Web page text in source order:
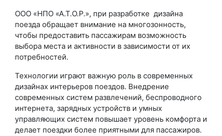
ООО «НПО «А.Т.О.Р.», при разработке дизайна
поезда обращает внимание на многозонность,
чтобы предоставить пассажирам возможность
выбора места и активности в зависимости от их
потребностей.
Технологии играют важную роль в современных
дизайнах интерьеров поездов. Внедрение
современных систем развлечений, беспроводного
интернета, зарядных устройств и умных
управляющих систем повышает уровень комфорта и
делает поездки более приятными для пассажиров.